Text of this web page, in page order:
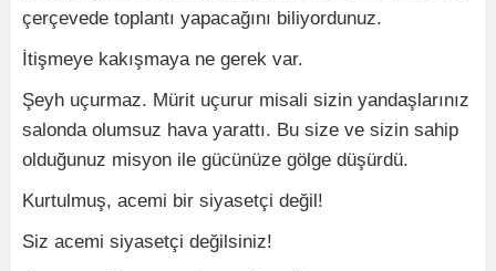
çerçevede toplantı yapacağını biliyordunuz.
İtişmeye kakışmaya ne gerek var.
Şeyh uçurmaz. Mürit uçurur misali sizin yandaşlarınız
salonda olumsuz hava yarattı. Bu size ve sizin sahip
olduğunuz misyon ile gücünüze gölge düşürdü.
Kurtulmuş, acemi bir siyasetçi değil!
Siz acemi siyasetçi değilsiniz!